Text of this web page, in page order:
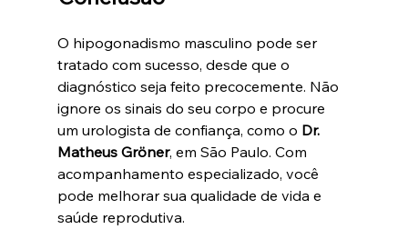
O hipogonadismo masculino pode ser
tratado com sucesso, desde que o
diagnóstico seja feito precocemente. Não
ignore os sinais do seu corpo e procure
um urologista de confiança, como o Dr.
Matheus Gröner, em São Paulo. Com
acompanhamento especializado, você
pode melhorar sua qualidade de vida e
saúde reprodutiva.